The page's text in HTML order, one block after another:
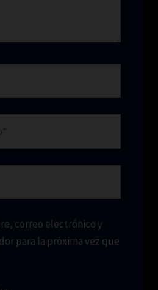
correo electrónico y
para la próxima vez que